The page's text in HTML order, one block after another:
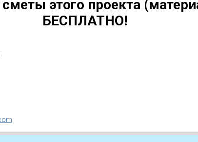
сметы этого проекта
БЕСПЛАТНО!